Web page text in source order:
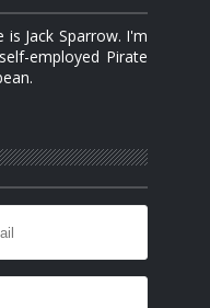
is Jack Sparrow. I'm
employed Pirate